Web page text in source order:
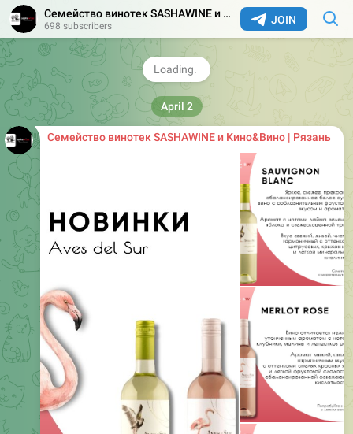
JOIN
Семейство винотек SASHAWINE и Кино&Вино | Рязань
698 subscribers
Семейство винотек SASHAWINE и Кино&Вино | Рязань
April 2